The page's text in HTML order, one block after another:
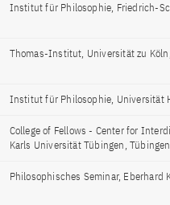
Institut für Philosophie, Friedrich-
Thomas-Institut, Universität zu
Institut für Philosophie, Universität
College of Fellows - Center for
Karls Universität Tübingen, Tübingen
Philosophisches Seminar,